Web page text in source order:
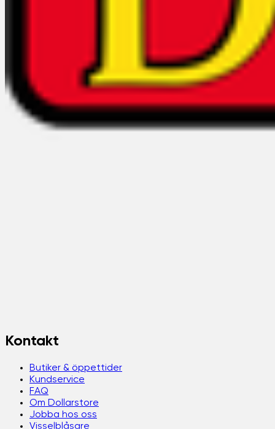
Kontakt
Butiker & öppettider
Kundservice
FAQ
Om Dollarstore
Jobba hos oss
Visselblåsare